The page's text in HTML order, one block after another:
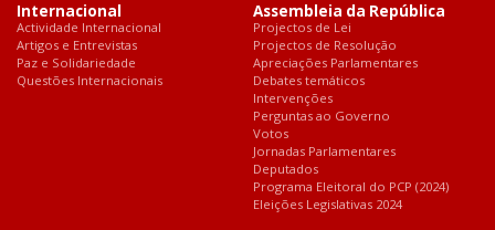
Internacional
Actividade Internacional
Artigos e Entrevistas
Paz e Solidariedade
Questões Internacionais
Assembleia da República
Projectos de Lei
Projectos de Resolução
Apreciações Parlamentares
Debates temáticos
Intervenções
Perguntas ao Governo
Votos
Jornadas Parlamentares
Deputados
Programa Eleitoral do PCP (2024)
Eleições Legislativas 2024